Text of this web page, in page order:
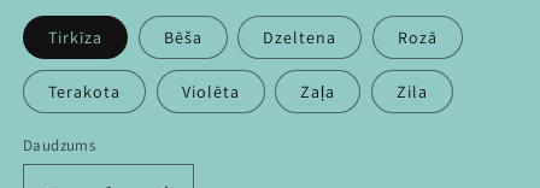
Tirkīza Bēša Dzeltena Rozā
Terakota Violēta Zaļa Zila
Daudzums
Daudzums